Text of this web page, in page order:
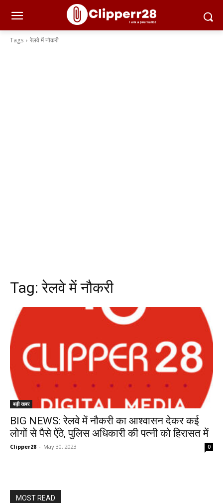
Tags रेलवे में नौकरी
Tag:रेलवे में नौकरी
बड़ी खबर
BIG NEWS: रेलवे में नौकरी का आश्वासन देकर कई
लोगों से पैसे ऐंठे, पुलिस अधिकारी की पत्नी को हिरासत में
Clipper28 - May 30, 2023 0
MOST READ